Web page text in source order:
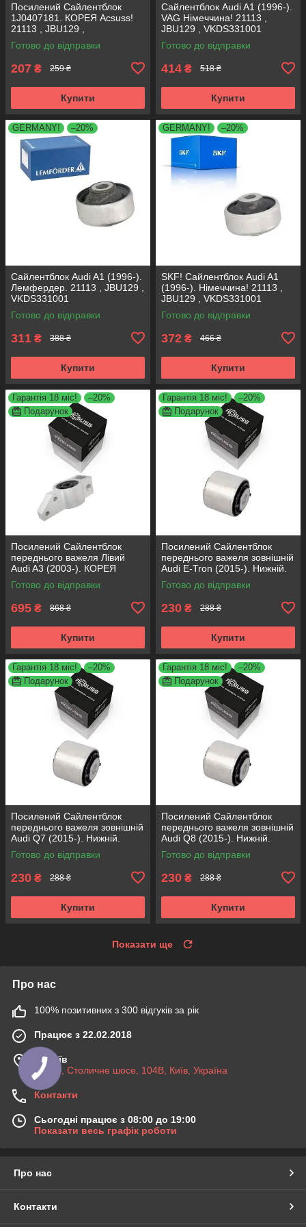
Посилений Сайлентблок
1J0407181. КОРЕЯ Acsuss!
21113 , JBU129 ,
VKDS331001
Готово до відправки
207 ₴ 259 ₴
Купити
Сайлентблок Audi A1 (1996-).
VAG Німеччина! 21113 ,
JBU129 , VKDS331001
Готово до відправки
414 ₴ 518 ₴
Купити
GERMANY! –20%
Сайлентблок Audi A1 (1996-).
Лемфердер. 21113 , JBU129 ,
VKDS331001
Готово до відправки
311 ₴ 388 ₴
Купити
GERMANY! –20%
SKF! Сайлентблок Audi A1
(1996-). Німеччина! 21113 ,
JBU129 , VKDS331001
Готово до відправки
372 ₴ 466 ₴
Купити
Гарантія 18 міс!
–20%
Подарунок
Посилений Сайлентблок
переднього важеля Лівий
Audi A3 (2003-). КОРЕЯ
Acsuss! 34762 , JBU691 ,
VKDS331004
Готово до відправки
695 ₴ 868 ₴
Купити
Гарантія 18 міс!
–20%
Подарунок
Посилений Сайлентблок
переднього важеля зовнішній
Audi E-Tron (2015-). Нижній.
КОРЕЯ Acsuss! FE175192 ,
VKDS331087
Готово до відправки
230 ₴ 288 ₴
Купити
Гарантія 18 міс!
–20%
Подарунок
Посилений Сайлентблок
переднього важеля зовнішній
Audi Q7 (2015-). Нижній.
КОРЕЯ Acsuss! FE175192 ,
VKDS331087
Готово до відправки
230 ₴ 288 ₴
Купити
Гарантія 18 міс!
–20%
Подарунок
Посилений Сайлентблок
переднього важеля зовнішній
Audi Q8 (2015-). Нижній.
КОРЕЯ Acsuss! FE175192 ,
VKDS331087
Готово до відправки
230 ₴ 288 ₴
Купити
Показати ще
Про нас
100% позитивних з 300 відгуків за рік
Працює з 22.02.2018
м. Київ
03045, Столичне шосе, 104B, Київ, Україна
Контакти
Сьогодні працює з 08:00 до 19:00
Показати весь графік роботи
Про нас
Контакти